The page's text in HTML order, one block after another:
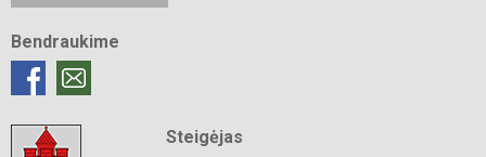
Bendraukime
Steigėjas